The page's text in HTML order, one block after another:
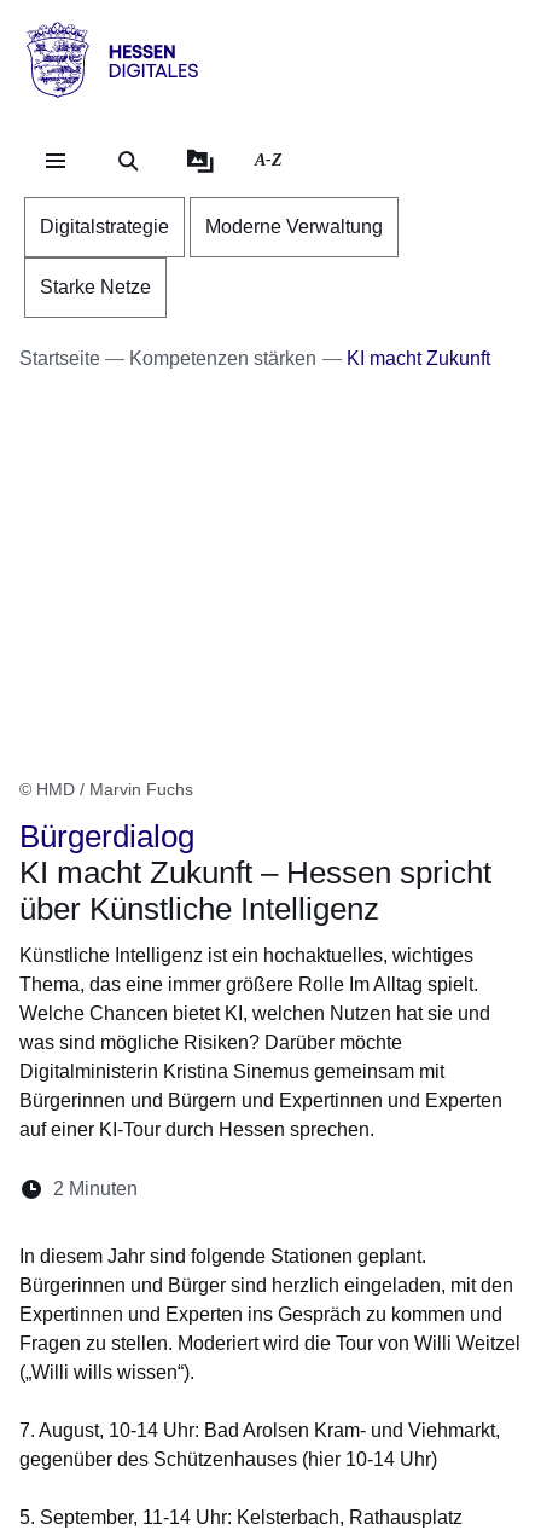
Hessen
Digitales
A-Z
Digitalstrategie Moderne Verwaltung
Starke Netze
Startseite Kompetenzen stärken KI macht Zukunft
© HMD / Marvin Fuchs
Bürgerdialog
KI macht Zukunft – Hessen spricht
über Künstliche Intelligenz
Künstliche Intelligenz ist ein hochaktuelles, wichtiges
Thema, das eine immer größere Rolle Im Alltag spielt.
Welche Chancen bietet KI, welchen Nutzen hat sie und
was sind mögliche Risiken? Darüber möchte
Digitalministerin Kristina Sinemus gemeinsam mit
Bürgerinnen und Bürgern und Expertinnen und Experten
auf einer KI-Tour durch Hessen sprechen.
Lesedauer:
2 Minuten
In diesem Jahr sind folgende Stationen geplant.
Bürgerinnen und Bürger sind herzlich eingeladen, mit den
Expertinnen und Experten ins Gespräch zu kommen und
Fragen zu stellen. Moderiert wird die Tour von Willi Weitzel
(„Willi wills wissen“).
7. August, 10-14 Uhr: Bad Arolsen Kram- und Viehmarkt,
gegenüber des Schützenhauses (hier 10-14 Uhr)
5. September, 11-14 Uhr: Kelsterbach, Rathausplatz